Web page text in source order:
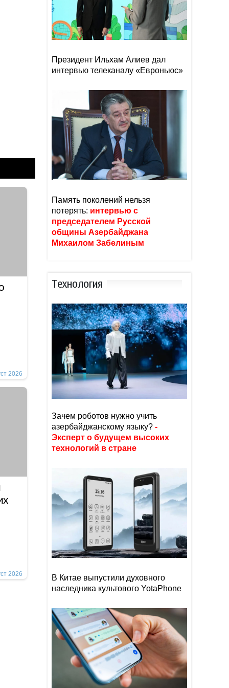
2026
2026
Президент Ильхам Алиев дал
интервью телеканалу «Евроньюс»
Память поколений нельзя
потерять: интервью с
председателем Русской
общины Азербайджана
Михаилом Забелиным
Тexнoлoгия
Зачем роботов нужно учить
азербайджанскому языку? -
Эксперт о будущем высоких
технологий в стране
В Китае выпустили духовного
наследника культового YotaPhone